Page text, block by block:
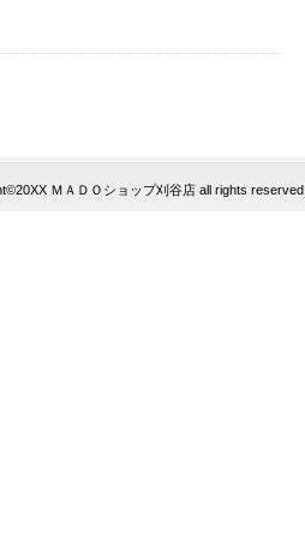
ＭＡＤＯショップ刈谷店 all rights reserved.